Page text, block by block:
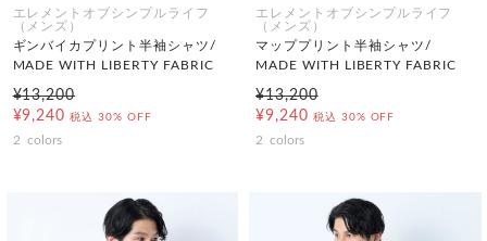
エレメントオブシンプルライフ
（メンズ）
ギンバイカプリント半袖シャツ/
MADE WITH LIBERTY FABRIC
¥13,200
¥9,240 税込 30% OFF
2 colors
エレメントオブシンプルライフ
（メンズ）
マッププリント半袖シャツ/
MADE WITH LIBERTY FABRIC
¥13,200
¥9,240 税込 30% OFF
2 colors